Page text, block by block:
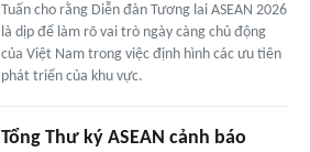
Tuấn cho rằng Diễn đàn Tương lai ASEAN 2026
là dịp để làm rõ vai trò ngày càng chủ động
của Việt Nam trong việc định hình các ưu tiên
phát triển của khu vực.
Tổng Thư ký ASEAN cảnh báo